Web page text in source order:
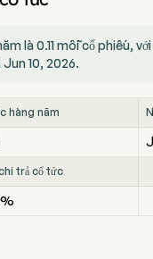
là 0.11 mỗi cổ phiếu,
10, 2026.
hàng năm
trả cổ tức